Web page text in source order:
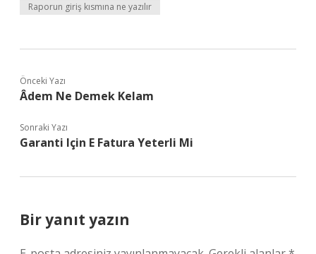
Raporun giriş kısmına ne yazılır
Önceki Yazı
Âdem Ne Demek Kelam
Sonraki Yazı
Garanti Için E Fatura Yeterli Mi
Bir yanıt yazın